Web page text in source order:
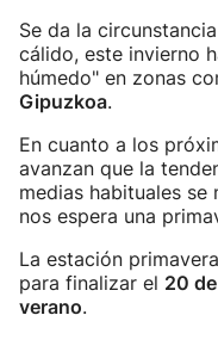
Se da la
cálido, este invierno
húmedo" en zonas
Gipuzkoa.
En cuanto a los
avanzan que la
medias habituales
nos espera una
La estación
para finalizar el 20
verano.